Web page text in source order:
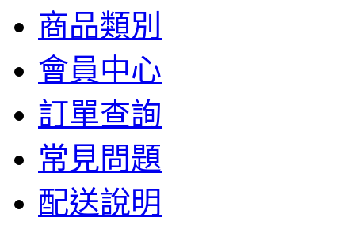
商品類別
會員中心
訂單查詢
常見問題
配送說明